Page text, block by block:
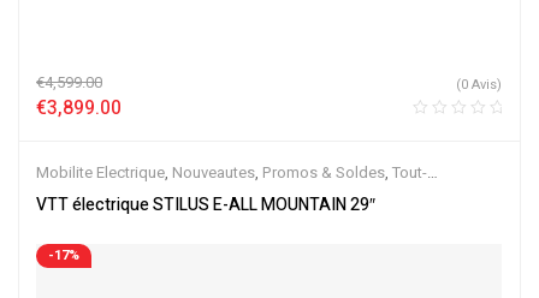
€4,599.00
€3,899.00
(0 Avis)
Mobilite Electrique, Nouveautes, Promos & Soldes, Tout-
Suspendus,Vélo électrique ville ,Velos Electriques
VTT électrique STILUS E-ALL MOUNTAIN 29″
-17%